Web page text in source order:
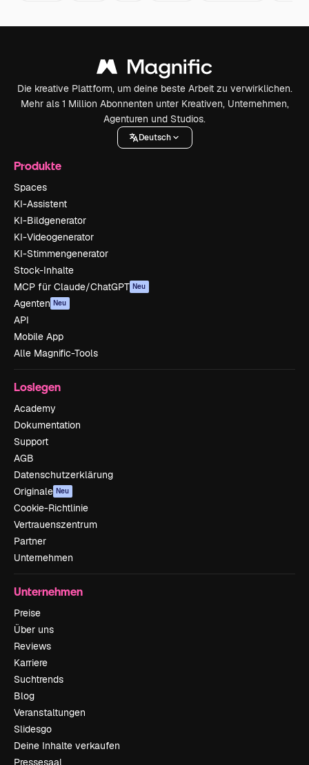
Die kreative Plattform, um deine beste Arbeit zu verwirklichen.
Mehr als 1 Million Abonnenten unter Kreativen, Unternehmen,
Agenturen und Studios.
Deutsch
Produkte
Spaces
KI-Assistent
KI-Bildgenerator
KI-Videogenerator
KI-Stimmengenerator
Stock-Inhalte
MCP für Claude/ChatGPT Neu
Agenten Neu
API
Mobile App
Alle Magnific-Tools
Loslegen
Academy
Dokumentation
Support
AGB
Datenschutzerklärung
Originale Neu
Cookie-Richtlinie
Vertrauenszentrum
Partner
Unternehmen
Unternehmen
Preise
Über uns
Reviews
Karriere
Suchtrends
Blog
Veranstaltungen
Slidesgo
Deine Inhalte verkaufen
Pressesaal